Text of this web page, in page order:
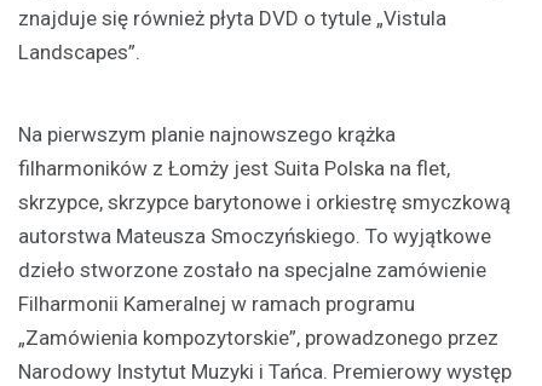
znajduje się również płyta DVD o tytule „Vistula
Landscapes”.
Na pierwszym planie najnowszego krążka
filharmoników z Łomży jest Suita Polska na flet,
skrzypce, skrzypce barytonowe i orkiestrę smyczkową
autorstwa Mateusza Smoczyńskiego. To wyjątkowe
dzieło stworzone zostało na specjalne zamówienie
Filharmonii Kameralnej w ramach programu
„Zamówienia kompozytorskie”, prowadzonego przez
Narodowy Instytut Muzyki i Tańca. Premierowy występ